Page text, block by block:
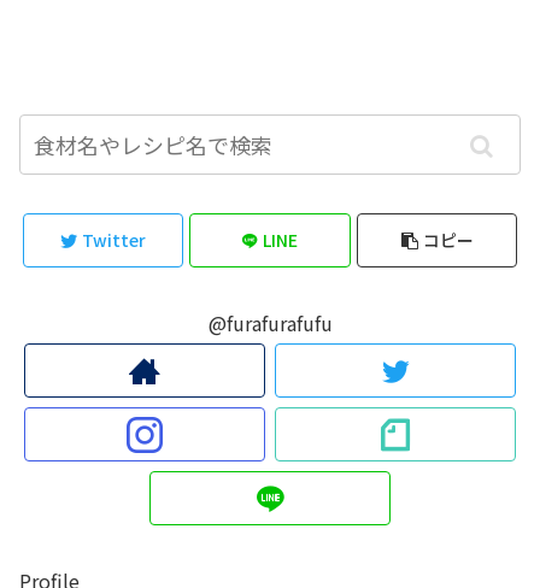
Twitter LINE コピー
@furafurafufu
Profile